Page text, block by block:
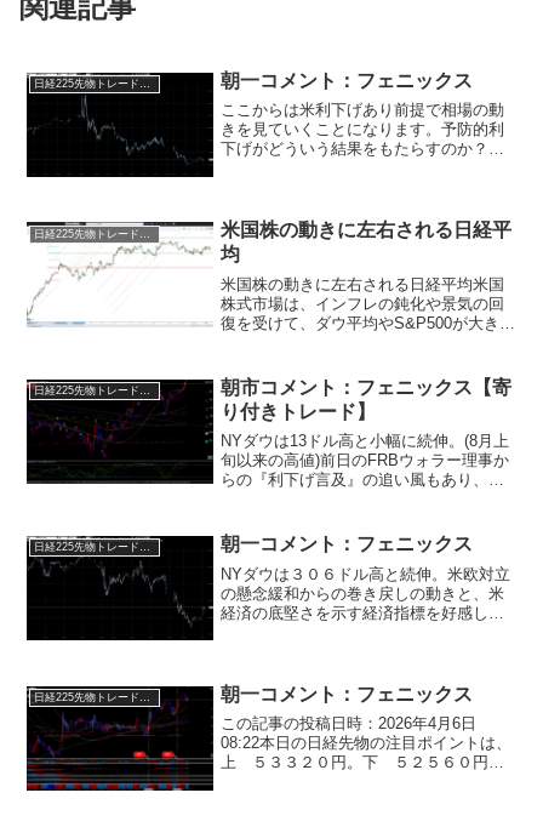
朝一コメント：フェニックス
ここからは米利下げあり前提で相場の動
きを見ていくことになります。予防的利
下げがどういう結果をもたらすのか？こ
です。上昇相場は移動平均...
米国株の動きに左右される日経平
均
米国株の動きに左右される日経平均米国
株式市場は、インフレの鈍化や景気の回
復を受けて、ダウ平均やS&P500が大きく
しました。ナスダック総合指数はマイナ
スで終えました。日...
朝市コメント：フェニックス【寄
り付きトレード】
NYダウは13ドル高と小幅に続伸。(8月上
旬以来の高値)前日のFRBウォラー理事か
らの『利下げ言及』の追い風もあり、米
は一時4.25%まで低下)※利下げの織り込
みが一...
日経225先物トレード倶楽部 朝一コメント：フェニックス
NYダウは３０６ドル高と続伸。米欧対立
の懸念緩和からの巻き戻しの動きと、米
経済の底堅さを示す経済指標を好感した
り、政府閉鎖で中小企...
朝一コメント：フェニックス
この記事の投稿日時：2026年4月6日
08:22本日の日経先物の注目ポイントは、
上 ５３３２０円。下 ５２５６０円。